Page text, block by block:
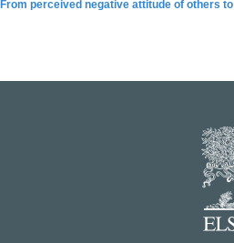
perceived negative attitude of others to